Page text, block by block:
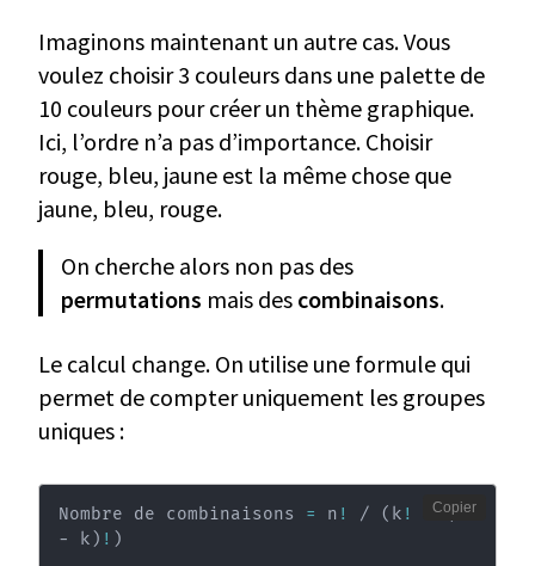
Imaginons maintenant un autre cas. Vous
voulez choisir 3 couleurs dans une palette de
10 couleurs pour créer un thème graphique.
Ici, l’ordre n’a pas d’importance. Choisir
rouge, bleu, jaune est la même chose que
jaune, bleu, rouge.
On cherche alors non pas des
permutations mais des combinaisons.
Le calcul change. On utilise une formule qui
permet de compter uniquement les groupes
uniques :
Nombre de combinaisons = n ! / ( k ! × (n
− k ) ! )
Copier